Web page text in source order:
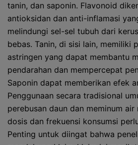
tanin, dan saponin. Flavonoid
antioksidan dan anti-inflamasi
melindungi sel-sel tubuh dari
bebas. Tanin, di sisi lain, memiliki
astringen yang dapat membantu
pendarahan dan mempercepat
Saponin dapat memberikan efek
Penggunaan secara tradisional
perebusan daun dan meminum air
dosis dan frekuensi konsumsi
Penting untuk diingat bahwa